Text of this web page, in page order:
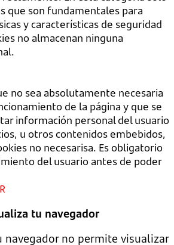
que son fundamentales para
y características de seguridad
no almacenan ninguna
no sea absolutamente necesaria
de la página y que se
información personal del usuario
u otros contenidos embebidos,
no necesarisa. Es obligatorio
del usuario antes de poder
tu navegador
navegador no permite visualizar